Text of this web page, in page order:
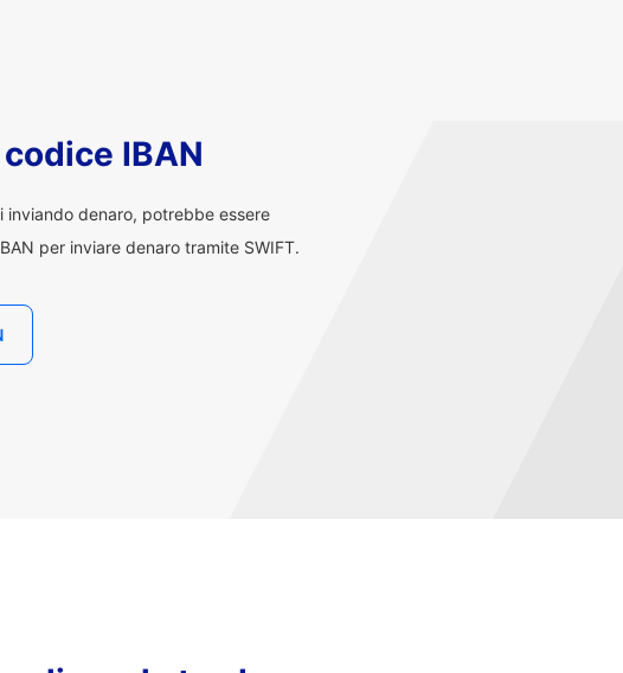
IBAN
inviando denaro, potrebbe essere
per inviare denaro tramite SWIFT.